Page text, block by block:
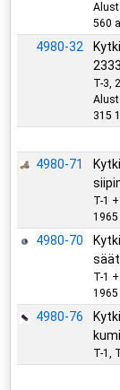
560
4980-32
T-3,
315
4980-71
T-1
1965
4980-70
T-1
4980-76
kumi
T-1,